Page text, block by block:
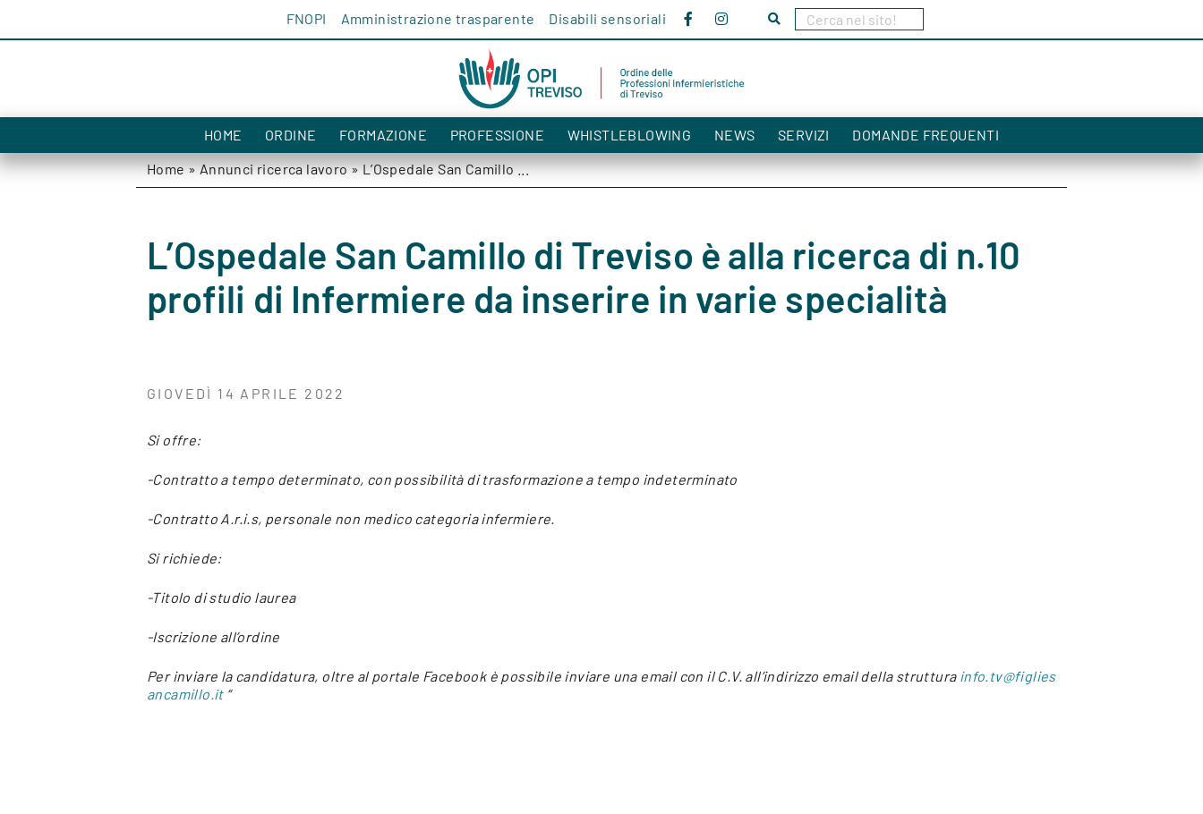
FNOPI Amministrazione trasparente Disabili sensoriali
Cerca nel sito!
Cerca
HOME ORDINE FORMAZIONE PROFESSIONE WHISTLEBLOWING NEWS SERVIZI
DOMANDE FREQUENTI
Home»Annunci ricerca lavoro»L’Ospedale San Camillo ...
L’Ospedale San Camillo di Treviso è alla ricerca di n.10
profili di Infermiere da inserire in varie specialità
GIOVEDÌ 14 APRILE 2022
Si offre:
-Contratto a tempo determinato, con possibilità di trasformazione a tempo indeterminato
-Contratto A.r.i.s, personale non medico categoria infermiere.
Si richiede:
-Titolo di studio laurea
-Iscrizione all’ordine
Per inviare la candidatura, oltre al portale Facebook è possibile inviare una email con il C.V. all’indirizzo email della struttura info.tv@figlies
ancamillo.it“